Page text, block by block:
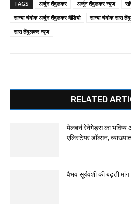
TAGS अर्जुन तेंदुलकर अर्जुन तेंदुलकर न्यूज
सान्या चंदोक अर्जुन तेंदुलकर वीडियो
सान्या चंदोक सारा
सारा तेंदुलकर न्यूज
RELATED
मेलबर्न रेनेगेड्स का भविष्य
एलिस्टेयर डॉब्सन,
वैभव सूर्यवंशी की बढ़ती मांग